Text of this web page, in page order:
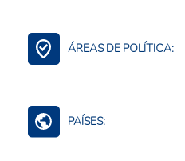
Agroalimentario (total)
ÁREAS DE POLÍTICA:
PAÍSES: